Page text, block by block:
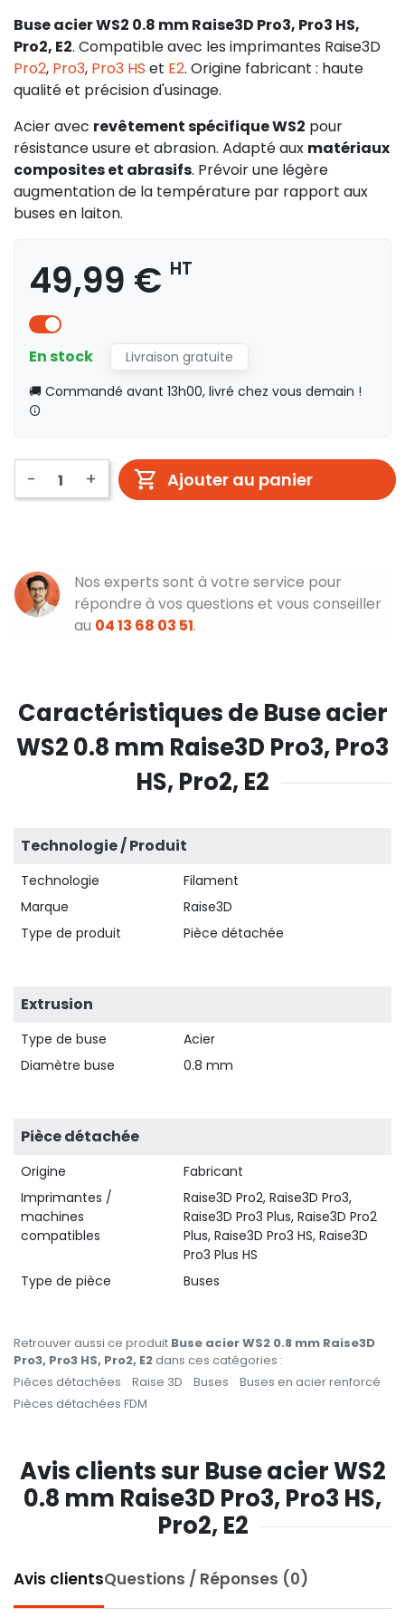
Buse acier WS2 0.8 mm Raise3D Pro3, Pro3 HS,
Pro2, E2. Compatible avec les imprimantes Raise3D
Pro2, Pro3, Pro3 HS et E2. Origine fabricant : haute
qualité et précision d'usinage.
Acier avec revêtement spécifique WS2 pour
résistance usure et abrasion. Adapté aux matériaux
composites et abrasifs. Prévoir une légère
augmentation de la température par rapport aux
buses en laiton.
49,99 € HT
En stock
Livraison gratuite
🚚 Commandé avant 13h00, livré chez vous demain !
- + Ajouter au panier
Nos experts sont à votre service pour
répondre à vos questions et vous conseiller
au 04 13 68 03 51.
Caractéristiques de Buse acier
WS2 0.8 mm Raise3D Pro3, Pro3
HS, Pro2, E2
Technologie / Produit
Technologie
Filament
Marque
Raise3D
Type de produit
Pièce détachée
Extrusion
Type de buse
Acier
Diamètre buse
0.8 mm
Pièce détachée
Origine
Fabricant
Imprimantes /
machines
compatibles
Raise3D Pro2, Raise3D Pro3,
Raise3D Pro3 Plus, Raise3D Pro2
Plus, Raise3D Pro3 HS, Raise3D
Pro3 Plus HS
Type de pièce
Buses
Retrouver aussi ce produit Buse acier WS2 0.8 mm Raise3D
Pro3, Pro3 HS, Pro2, E2dans ces catégories :
Pièces détachées
Raise 3D Buses
Buses en acier renforcé
Pièces détachées FDM
Avis clients sur Buse acier WS2
0.8 mm Raise3D Pro3, Pro3 HS,
Pro2, E2
Avis clientsQuestions / Réponses (0)